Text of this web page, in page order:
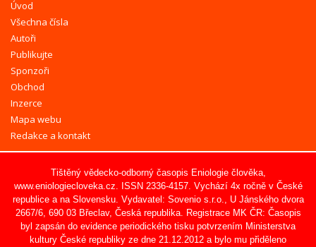
Úvod
Všechna čísla
Autoři
Publikujte
Sponzoři
Obchod
Inzerce
Mapa webu
Redakce a kontakt
Tištěný vědecko-odborný časopis Eniologie člověka,
www.eniologiecloveka.cz. ISSN 2336-4157. Vychází 4x ročně v České
republice a na Slovensku. Vydavatel: Sovenio s.r.o., U Jánského dvora
2667/6, 690 03 Břeclav, Česká republika. Registrace MK ČR: Časopis
byl zapsán do evidence periodického tisku potvrzením Ministerstva
kultury České republiky ze dne 21.12.2012 a bylo mu přiděleno